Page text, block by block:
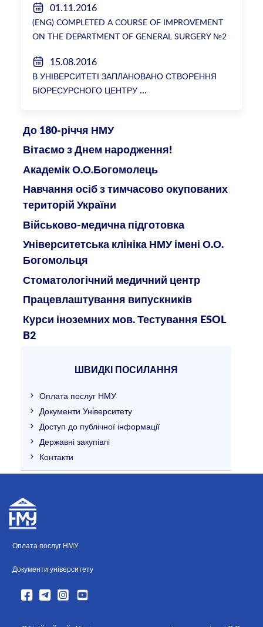
01.11.2016
(ENG) COMPLETED A COURSE OF IMPROVEMENT
ON THE DEPARTMENT OF GENERAL SURGERY №2
15.08.2016
В УНІВЕРСИТЕТІ ЗАПЛАНОВАНО СТВОРЕННЯ
БІОРЕСУРСНОГО ЦЕНТРУ
До 180-річчя НМУ
Вітаємо з Днем народження!
Академік О.О.Богомолець
Навчання осіб з тимчасово окупованих
територій України
Військово-медична підготовка
Університетська клініка НМУ імені О.О.
Богомольця
Стоматологічний медичний центр
Працевлаштування випускників
Курси іноземних мов. Тестування ESOL
B2
ШВИДКІ ПОСИЛАННЯ
Оплата послуг НМУ
Документи Університету
Доступ до публічної інформації
Державні закупівлі
Контакти
Оплата послуг НМУ
Документи університету